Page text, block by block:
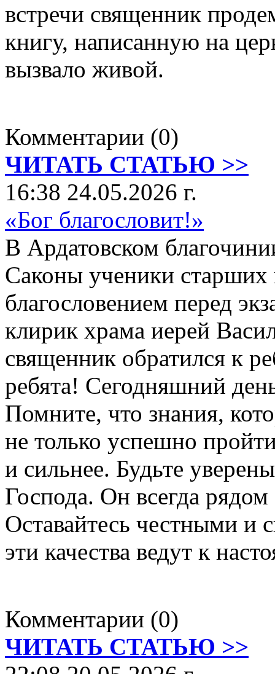
встречи священник
книгу, написанную на
вызвало живой.
Комментарии (0)
ЧИТАТЬ СТАТЬЮ >>
16:38 24.05.2026 г.
«Бог благословит!»
В Ардатовском
Саконы ученики старших
благословением перед
клирик храма иерей
священник обратился к
ребята! Сегодняшний
Помните, что знания,
не только успешно
и сильнее. Будьте
Господа. Он всегда
Оставайтесь честными и
эти качества ведут к
Комментарии (0)
ЧИТАТЬ СТАТЬЮ >>